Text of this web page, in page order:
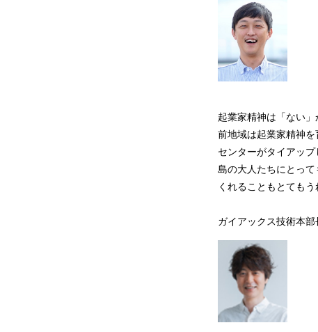
起業家精神は「ない
前地域は起業家精神
センターがタイアッ
島の大人たちにとっ
くれることもとてもう
ガイアックス技術本